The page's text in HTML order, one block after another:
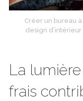
Créer un bureau
design
La
frais